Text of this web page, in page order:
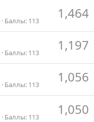
1,464
Баллы 113
1,197
Баллы 113
1,056
Баллы 113
1,050
Баллы 113